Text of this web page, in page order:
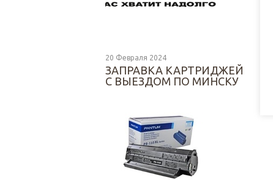
20 Февраля 2024
ЗАПРАВКА КАРТРИДЖЕЙ
С ВЫЕЗДОМ ПО МИНСКУ